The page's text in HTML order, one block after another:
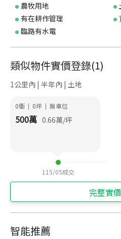
農牧用地
有在耕作管理
臨路有水電
類似物件實價登錄(1)
1公里內 | 半年內 | 土地
0衛 | 0坪 | 無車位
500萬 0.66萬/坪
115/05成交
完整實
智能推薦